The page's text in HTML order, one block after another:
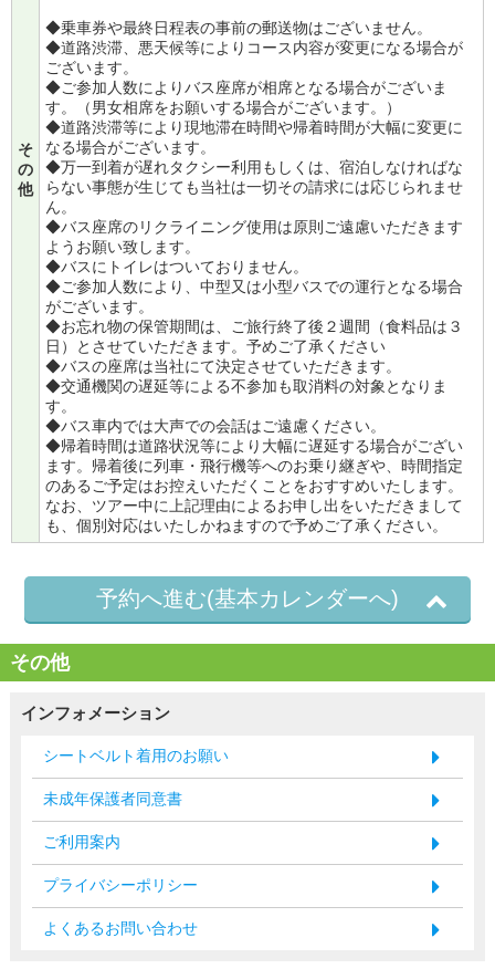
そ
の
他
◆乗車券や最終日程表の事前の郵送物はございません。
◆道路渋滞、悪天候等によりコース内容が変更になる場合が
ございます。
◆ご参加人数によりバス座席が相席となる場合がございま
す。（男女相席をお願いする場合がございます。）
◆道路渋滞等により現地滞在時間や帰着時間が大幅に変更に
なる場合がございます。
◆万一到着が遅れタクシー利用もしくは、宿泊しなければな
らない事態が生じても当社は一切その請求には応じられませ
ん。
◆バス座席のリクライニング使用は原則ご遠慮いただきます
ようお願い致します。
◆バスにトイレはついておりません。
◆ご参加人数により、中型又は小型バスでの運行となる場合
がございます。
◆お忘れ物の保管期間は、ご旅行終了後２週間（食料品は３
日）とさせていただきます。予めご了承ください
◆バスの座席は当社にて決定させていただきます。
◆交通機関の遅延等による不参加も取消料の対象となりま
す。
◆バス車内では大声での会話はご遠慮ください。
◆帰着時間は道路状況等により大幅に遅延する場合がござい
ます。帰着後に列車・飛行機等へのお乗り継ぎや、時間指定
のあるご予定はお控えいただくことをおすすめいたします。
なお、ツアー中に上記理由によるお申し出をいただきまして
も、個別対応はいたしかねますので予めご了承ください。
予約へ進む(基本カレンダーへ)
その他
インフォメーション
シートベルト着用のお願い
未成年保護者同意書
ご利用案内
プライバシーポリシー
よくあるお問い合わせ